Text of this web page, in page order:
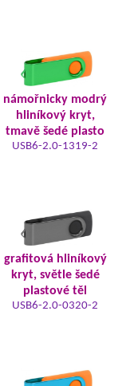
námořnicky modrý
hliníkový kryt,
tmavě šedé plasto
USB6-2.0-1319-2
grafitová hliníkový
kryt, světle šedé
plastové těl
USB6-2.0-0320-2